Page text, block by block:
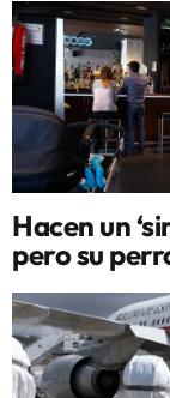
Hacen un
pero su